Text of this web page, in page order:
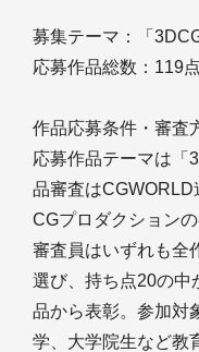
募集テーマ：「
応募作品総数：119点
作品応募条件・審査
応募作品テーマは「
品審査はCGWORLD
CGプロダクション
審査員はいずれも全
選び、持ち点20の中
品から表彰。参加対
学、大学院生など教